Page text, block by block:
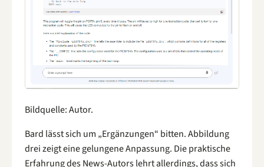
Bildquelle: Autor.
Bard lässt sich um „Ergänzungen“ bitten. Abbildung
drei zeigt eine gelungene Anpassung. Die praktische
Erfahrung des News-Autors lehrt allerdings, dass sich